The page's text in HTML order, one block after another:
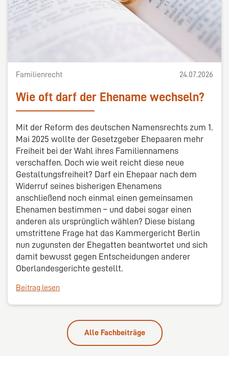
Familienrecht 24.07.2026
Wie oft darf der Ehename wechseln?
Mit der Reform des deutschen Namensrechts zum 1.
Mai 2025 wollte der Gesetzgeber Ehepaaren mehr
Freiheit bei der Wahl ihres Familiennamens
verschaffen. Doch wie weit reicht diese neue
Gestaltungsfreiheit? Darf ein Ehepaar nach dem
Widerruf seines bisherigen Ehenamens
anschließend noch einmal einen gemeinsamen
Ehenamen bestimmen – und dabei sogar einen
anderen als ursprünglich wählen? Diese bislang
umstrittene Frage hat das Kammergericht Berlin
nun zugunsten der Ehegatten beantwortet und sich
damit bewusst gegen Entscheidungen anderer
Oberlandesgerichte gestellt.
Beitrag lesen
Alle Fachbeiträge